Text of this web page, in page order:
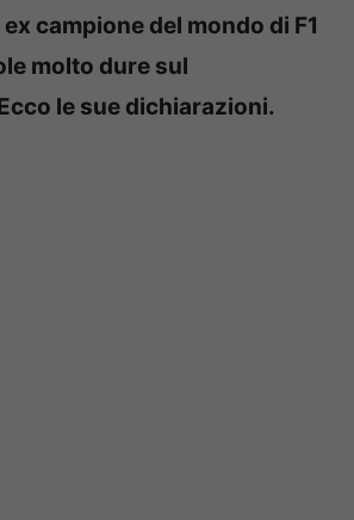
campione del mondo di F1
molto dure sul
le sue dichiarazioni.